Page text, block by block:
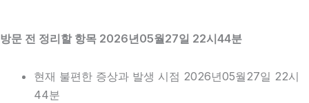
방문 전 정리할 항목 2026년05월27일 22시44분
현재 불편한 증상과 발생 시점 2026년05월27일 22시
44분